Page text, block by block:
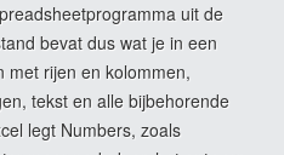
uit de
bevat dus wat je in een
met rijen en kolommen,
tekst en alle bijbehorende
legt Numbers, zoals